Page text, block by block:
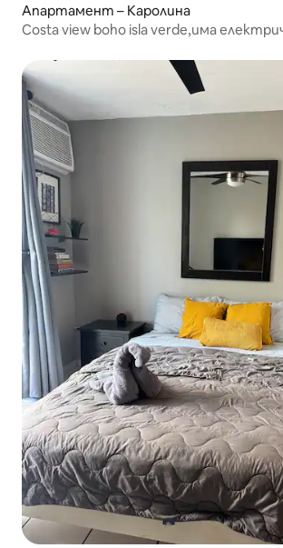
Апартамент – Каролина
Costa view boho isla verde,има